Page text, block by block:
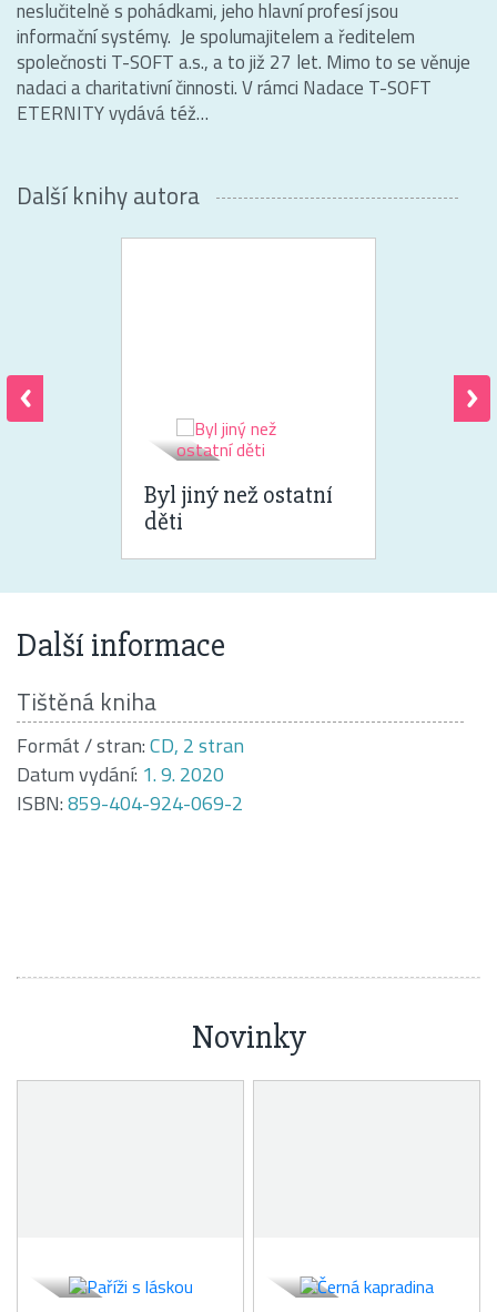
neslučitelně s pohádkami, jeho hlavní profesí jsou
informační systémy. Je spolumajitelem a ředitelem
společnosti T-SOFT a.s., a to již 27 let. Mimo to se věnuje
nadaci a charitativní činnosti. V rámci Nadace T-SOFT
ETERNITY vydává též…
Další knihy autora
Byl jiný než ostatní
děti
Další informace
Tištěná kniha
Formát / stran:CD, 2 stran
Datum vydání: 1. 9. 2020
ISBN:859-404-924-069-2
Novinky